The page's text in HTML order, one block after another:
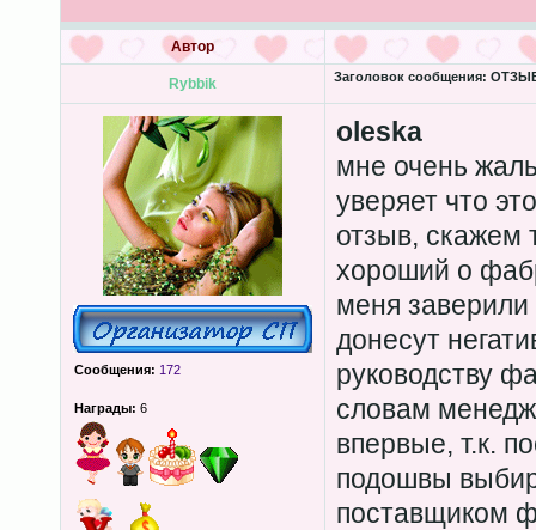
Автор
Rybbik Заголовок сообщения:
Сообщения: 172
Награды: 6
oleska
мне очень
уверяет что
отзыв, скажем
хороший о
меня
донесут
руководству
словам
впервые, т.к.
подошвы
поставщиком